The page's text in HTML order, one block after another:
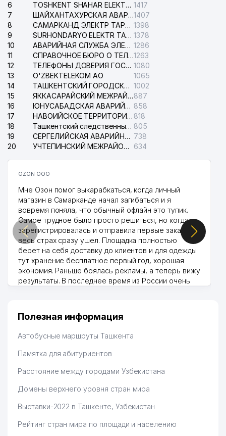
6 TOSHKENT SHAHAR ELEKTR TARMOQLARI KORXONASI АО 1417
7
ШАЙХАНТАХУРСКАЯ АВАРИЙНАЯ СЛУЖБА ЭЛЕКТРОСЕТИ1407
8
САМАРКАНД ЭЛЕКТР ТАРМОКЛАРИ АО 1398
9
SURHONDARYO ELEKTR TARMOKLARI АО 1378
10
АВАРИЙНАЯ СЛУЖБА ЭЛЕКТРОСЕТИ ТАШКЕНТСКОГО РАЙОНА 1286
11
СПРАВОЧНОЕ БЮРО О ТЕЛЕФОНАХ ОРГАНИЗАЦИЙ г. ТАШКЕНТА1263
12
ТЕЛЕФОНЫ ДОВЕРИЯ ГОСУДАРСТВЕННОГО ЦЕНТРА ТЕСТИРОВАНИЯ 1080
13
O'ZBEKTELEKOM АО
1065
14
ТАШКЕНТСКИЙ ГОРОДСКОЙ СУД ПО ГРАЖДАНСКИМ ДЕЛАМ 1002
15
ЯККАСАРАЙСКИЙ МЕЖРАЙОННЫЙ СУД ПО ГРАЖДАНСКИМ ДЕЛАМ887
16
ЮНУСАБАДСКАЯ АВАРИЙНАЯ СЛУЖБА ЭЛЕКТРОСЕТИ 858
17
НАВОИЙСКОЕ ТЕРРИТОРИАЛЬНОЕ ПРЕДПРИЯТИЕ ЭЛЕКТРОСЕТИ АО 818
18
Ташкентский следственный изолятор 805
19
СЕРГЕЛИЙСКАЯ АВАРИЙНАЯ СЛУЖБА ЭЛЕКТРОСЕТИ 738
20
УЧТЕПИНСКИЙ МЕЖРАЙОННЫЙ СУД ПО ГРАЖДАНСКИМ ДЕЛАМ 634
OZON ООО
Мне Озон помог выкарабкаться, когда личный
магазин в Самарканде начал загибаться и я
вовремя поняла, что обычный офлайн это тупик.
Самое трудное было просто решиться, но когда
зарегистрировалась и отправила первые заказы,
весь страх сразу ушел. Площадка полностью
берет на себя доставку до клиентов и для одежды
тут хранение бесплатное первый год, хорошая
экономия. Раньше боялась рекламы, а теперь вижу
результаты. В последнее время из России очень
Hamida 03.08.2026 12:45:39
Полезная информация
Автобусные маршруты Ташкента
Памятка для абитуриентов
Расстояние между городами Узбекистана
Домены верхнего уровня стран мира
Выставки-2022 в Ташкенте, Узбекистан
Рейтинг стран мира по площади и населению